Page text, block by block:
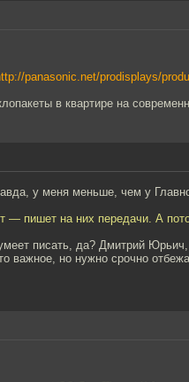
panasonic.net/prodisplays/
в квартире на
у меня меньше, чем у
— пишет на них передачи. А
писать, да? Дмитрий
важное, но нужно срочно